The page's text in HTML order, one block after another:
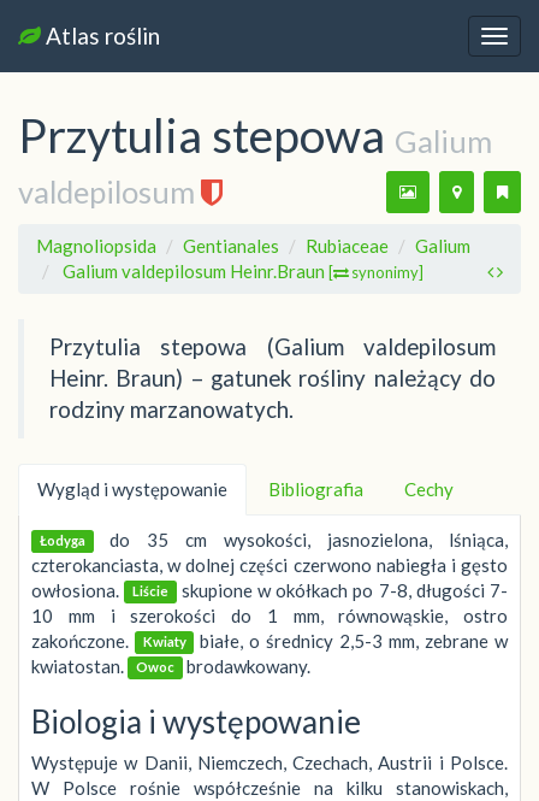
Atlas roślin
Przytulia stepowa Galium
valdepilosum
Magnoliopsida Gentianales Rubiaceae
Galium
Galium valdepilosum Heinr.Braun [ synonimy]
Przytulia stepowa (Galium valdepilosum
Heinr. Braun) – gatunek rośliny należący do
rodziny marzanowatych.
Wygląd i występowanie Bibliografia Cechy
Łodyga do 35 cm wysokości, jasnozielona, lśniąca,
czterokanciasta, w dolnej części czerwono nabiegła i gęsto
owłosiona.
Liście skupione w okółkach po 7-8, długości 7-
10 mm i szerokości do 1 mm, równowąskie, ostro
zakończone.
Kwiaty
białe, o średnicy 2,5-3 mm, zebrane w
kwiatostan.
Owoc brodawkowany.
Biologia i występowanie
Występuje w Danii, Niemczech, Czechach, Austrii i Polsce.
W Polsce rośnie współcześnie na kilku stanowiskach,